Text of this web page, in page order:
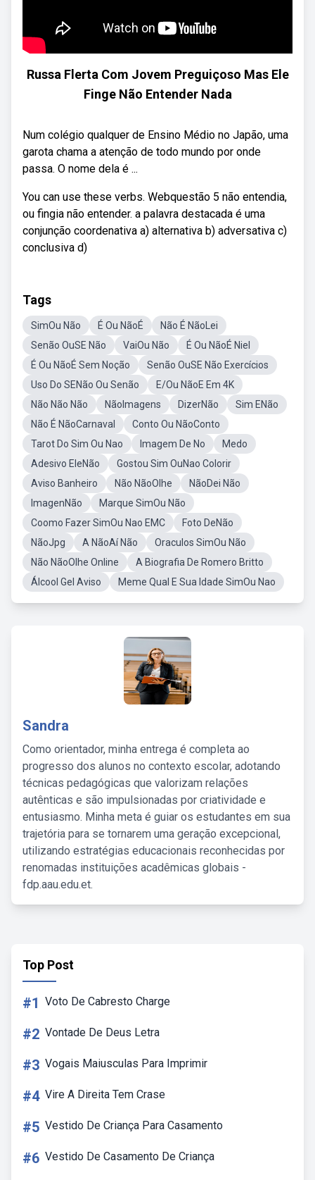
Russa Flerta Com Jovem Preguiçoso Mas Ele
Finge Não Entender Nada
Num colégio qualquer de Ensino Médio no Japão, uma
garota chama a atenção de todo mundo por onde
passa. O nome dela é ...
You can use these verbs. Webquestão 5 não entendia,
ou fingia não entender. a palavra destacada é uma
conjunção coordenativa a) alternativa b) adversativa c)
conclusiva d)
Tags
SimOu Não É Ou NãoÉ
Não É NãoLei
Senão OuSE Não
VaiOu Não
É Ou NãoÉ Niel
É Ou NãoÉ Sem Noção
Senão OuSE Não Exercícios
Uso Do SENão Ou Senão
E/Ou NãoE Em 4K
Não Não Não
NãoImagens DizerNão
Sim ENão
Não É NãoCarnaval
Conto Ou NãoConto
Tarot Do Sim Ou Nao
Imagem De No
Medo
Adesivo EleNão
Gostou Sim OuNao Colorir
Aviso Banheiro
Não NãoOlhe
NãoDei Não
ImagenNão
Marque SimOu Não
Coomo Fazer SimOu Nao EMC
Foto DeNão
NãoJpg
A NãoAí Não
Oraculos SimOu Não
Não NãoOlhe Online
A Biografia De Romero Britto
Álcool Gel Aviso
Meme Qual E Sua Idade SimOu Nao
Sandra
Como orientador, minha entrega é completa ao
progresso dos alunos no contexto escolar, adotando
técnicas pedagógicas que valorizam relações
autênticas e são impulsionadas por criatividade e
entusiasmo. Minha meta é guiar os estudantes em sua
trajetória para se tornarem uma geração excepcional,
utilizando estratégias educacionais reconhecidas por
renomadas instituições acadêmicas globais -
fdp.aau.edu.et.
Top Post
#1 Voto De Cabresto Charge
#2 Vontade De Deus Letra
#3 Vogais Maiusculas Para Imprimir
#4 Vire A Direita Tem Crase
#5 Vestido De Criança Para Casamento
#6 Vestido De Casamento De Criança